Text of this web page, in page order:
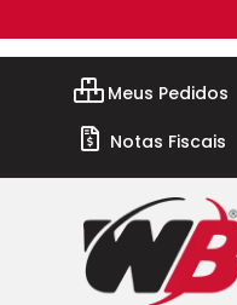
Meus Pedidos
Notas Fiscais